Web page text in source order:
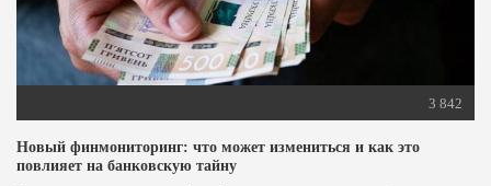
3 842
Новый финмониторинг: что может измениться и как это
повлияет на банковскую тайну